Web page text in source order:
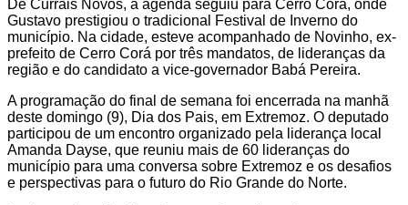
De Currais Novos, a agenda seguiu para Cerro Corá, onde
Gustavo prestigiou o tradicional Festival de Inverno do
município. Na cidade, esteve acompanhado de Novinho, ex-
prefeito de Cerro Corá por três mandatos, de lideranças da
região e do candidato a vice-governador Babá Pereira.
A programação do final de semana foi encerrada na manhã
deste domingo (9), Dia dos Pais, em Extremoz. O deputado
participou de um encontro organizado pela liderança local
Amanda Dayse, que reuniu mais de 60 lideranças do
município para uma conversa sobre Extremoz e os desafios
e perspectivas para o futuro do Rio Grande do Norte.